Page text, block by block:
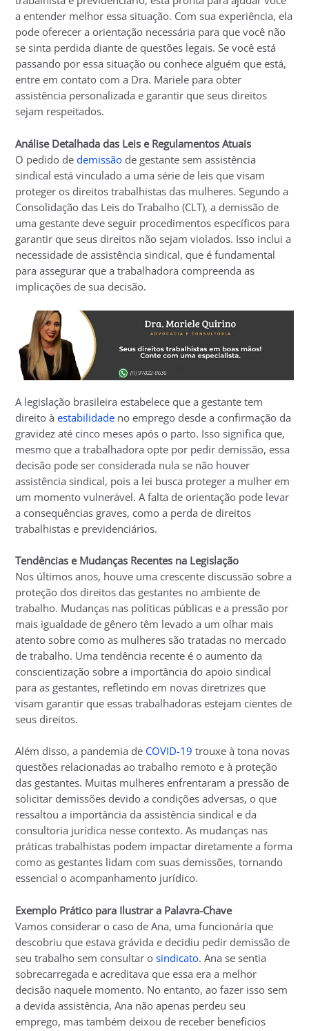
a entender melhor essa situação. Com sua experiência, ela
pode oferecer a orientação necessária para que você não
se sinta perdida diante de questões legais. Se você está
passando por essa situação ou conhece alguém que está,
entre em contato com a Dra. Mariele para obter
assistência personalizada e garantir que seus direitos
sejam respeitados.
Análise Detalhada das Leis e Regulamentos Atuais
O pedido dedemissão de gestante sem assistência
sindical está vinculado a uma série de leis que visam
proteger os direitos trabalhistas das mulheres. Segundo a
Consolidação das Leis do Trabalho (CLT), a demissão de
uma gestante deve seguir procedimentos específicos para
garantir que seus direitos não sejam violados. Isso inclui a
necessidade de assistência sindical, que é fundamental
para assegurar que a trabalhadora compreenda as
implicações de sua decisão.
A legislação brasileira estabelece que a gestante tem
direito àestabilidade no emprego desde a confirmação da
gravidez até cinco meses após o parto. Isso significa que,
mesmo que a trabalhadora opte por pedir demissão, essa
decisão pode ser considerada nula se não houver
assistência sindical, pois a lei busca proteger a mulher em
um momento vulnerável. A falta de orientação pode levar
a consequências graves, como a perda de direitos
trabalhistas e previdenciários.
Tendências e Mudanças Recentes na Legislação
Nos últimos anos, houve uma crescente discussão sobre a
proteção dos direitos das gestantes no ambiente de
trabalho. Mudanças nas políticas públicas e a pressão por
mais igualdade de gênero têm levado a um olhar mais
atento sobre como as mulheres são tratadas no mercado
de trabalho. Uma tendência recente é o aumento da
conscientização sobre a importância do apoio sindical
para as gestantes, refletindo em novas diretrizes que
visam garantir que essas trabalhadoras estejam cientes de
seus direitos.
Além disso, a pandemia de COVID-19 trouxe à tona novas
questões relacionadas ao trabalho remoto e à proteção
das gestantes. Muitas mulheres enfrentaram a pressão de
solicitar demissões devido a condições adversas, o que
ressaltou a importância da assistência sindical e da
consultoria jurídica nesse contexto. As mudanças nas
práticas trabalhistas podem impactar diretamente a forma
como as gestantes lidam com suas demissões, tornando
essencial o acompanhamento jurídico.
Exemplo Prático para Ilustrar a Palavra-Chave
Vamos considerar o caso de Ana, uma funcionária que
descobriu que estava grávida e decidiu pedir demissão de
seu trabalho sem consultar osindicato. Ana se sentia
sobrecarregada e acreditava que essa era a melhor
decisão naquele momento. No entanto, ao fazer isso sem
a devida assistência, Ana não apenas perdeu seu
emprego, mas também deixou de receber benefícios